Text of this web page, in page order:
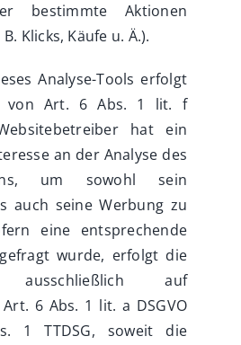
bestimmte Aktionen
Klicks, Käufe u. Ä.).
Analyse-Tools erfolgt
von Art. 6 Abs. 1 lit. f
hat ein
an der Analyse des
um sowohl sein
auch seine Werbung zu
eine entsprechende
wurde, erfolgt die
ausschließlich auf
6 Abs. 1 lit. a DSGVO
1 TTDSG, soweit die